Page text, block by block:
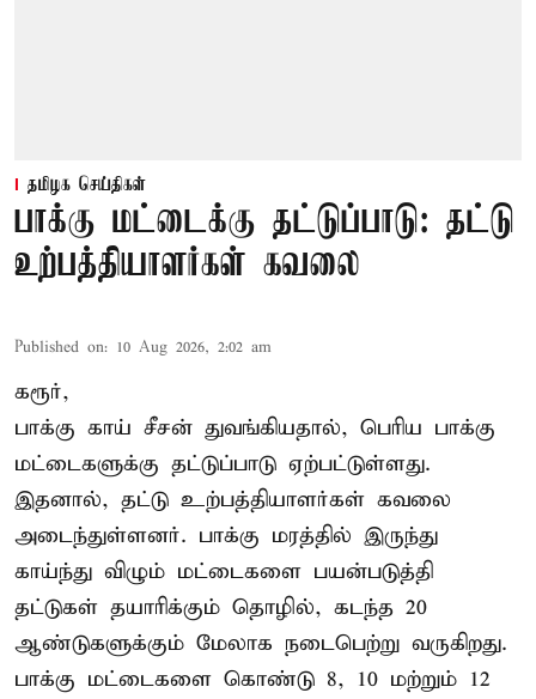
தமிழக செய்திகள்
பாக்கு மட்டைக்கு தட்டுப்பாடு: தட்டு
உற்பத்தியாளர்கள் கவலை
Published on: 10 Aug 2026, 2:02 am
கரூர்,
பாக்கு காய் சீசன் துவங்கியதால், பெரிய பாக்கு
மட்டைகளுக்கு தட்டுப்பாடு ஏற்பட்டுள்ளது.
இதனால், தட்டு உற்பத்தியாளர்கள் கவலை
அடைந்துள்ளனர். பாக்கு மரத்தில் இருந்து
காய்ந்து விழும் மட்டைகளை பயன்படுத்தி
தட்டுகள் தயாரிக்கும் தொழில், கடந்த 20
ஆண்டுகளுக்கும் மேலாக நடைபெற்று வருகிறது.
பாக்கு மட்டைகளை கொண்டு 8, 10 மற்றும் 12